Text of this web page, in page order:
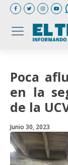
Poca
en la
de la
Junio 30, 2023